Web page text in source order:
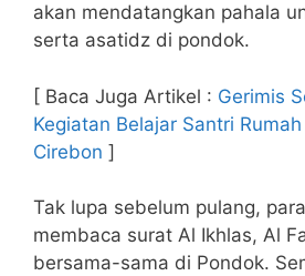
akan mendatangkan pahala
serta asatidz di pondok.
[ Baca Juga Artikel : Gerimis
Kegiatan Belajar Santri
Cirebon ]
Tak lupa sebelum pulang,
membaca surat Al Ikhlas, Al
bersama-sama di Pondok.